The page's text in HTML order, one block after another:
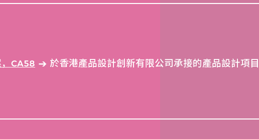
CA58 於香港產品設計創新有限公司承接的產品設計項